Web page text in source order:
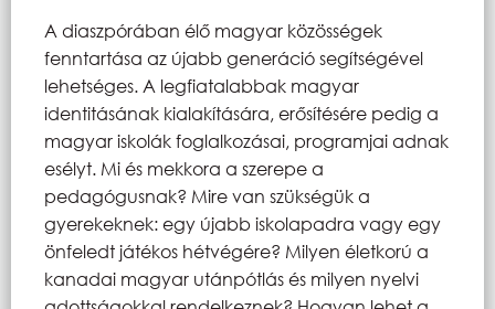
A diaszpórában élő magyar közösségek
fenntartása az újabb generáció segítségével
lehetséges. A legfiatalabbak magyar
identitásának kialakítására, erősítésére pedig a
magyar iskolák foglalkozásai, programjai adnak
esélyt. Mi és mekkora a szerepe a
pedagógusnak? Mire van szükségük a
gyerekeknek: egy újabb iskolapadra vagy egy
önfeledt játékos hétvégére? Milyen életkorú a
kanadai magyar utánpótlás és milyen nyelvi